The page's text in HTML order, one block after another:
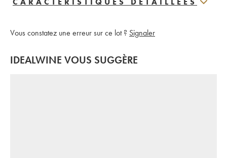
Vous constatez une erreur sur ce lot ? Signaler
IDEALWINE VOUS SUGGÈRE